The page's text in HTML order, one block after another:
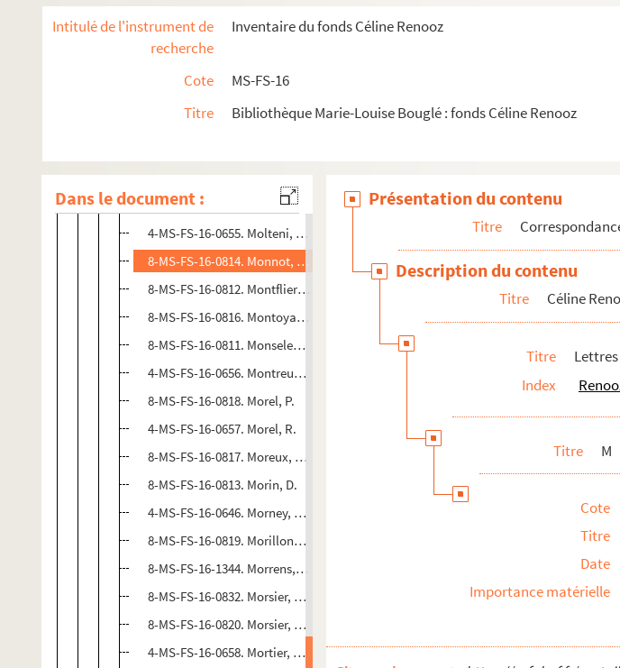
Intitulé de l'instrument de
recherche
Inventaire du fonds Céline Renooz
Cote
MS-FS-16
Titre
Bibliothèque Marie-Louise Bouglé : fonds Céline Renooz
Dans le document :
8-MS-FS-16-0803. Millard, Monsieur
4-MS-FS-16-0564. Ministère de l'instruction publique (Belgique)
8-MS-FS-16-0804. Minod, Henri
8-MS-FS-16-0809. Moch, Gaston
8-MS-FS-16-0810. Molloy, Monica A.
4-MS-FS-16-0655. Molteni, Alfred
8-MS-FS-16-0814. Monnot, Henri
8-MS-FS-16-0812. Montflier, Henri
8-MS-FS-16-0816. Montoya, Matilde
8-MS-FS-16-0811. Monselet, Charles
4-MS-FS-16-0656. Montreuil-Strauss, Germaine
8-MS-FS-16-0818. Morel, P.
4-MS-FS-16-0657. Morel, R.
8-MS-FS-16-0817. Moreux, Théophile
8-MS-FS-16-0813. Morin, D.
4-MS-FS-16-0646. Morney, Ann
8-MS-FS-16-0819. Morillon, A.
8-MS-FS-16-1344. Morrens, Elisa
8-MS-FS-16-0832. Morsier, Auguste de
8-MS-FS-16-0820. Morsier, Emilie de
4-MS-FS-16-0658. Mortier, Victorine
Présentation du contenu
Titre
Description du contenu
Titre Céline
Titre
Index
Titre M
Cote
Titre
Date
Importance matérielle